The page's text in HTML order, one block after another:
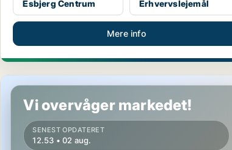
Esbjerg Centrum
Erhvervslejemål
Mere info
Butik i Esbjerg Ø
Vi overvåger markedet!
SENEST OPDATERET
12.53 • 02 aug.